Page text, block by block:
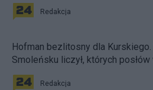
Redakcja
Hofman bezlitosny dla
Smoleńsku liczył, których
Redakcja